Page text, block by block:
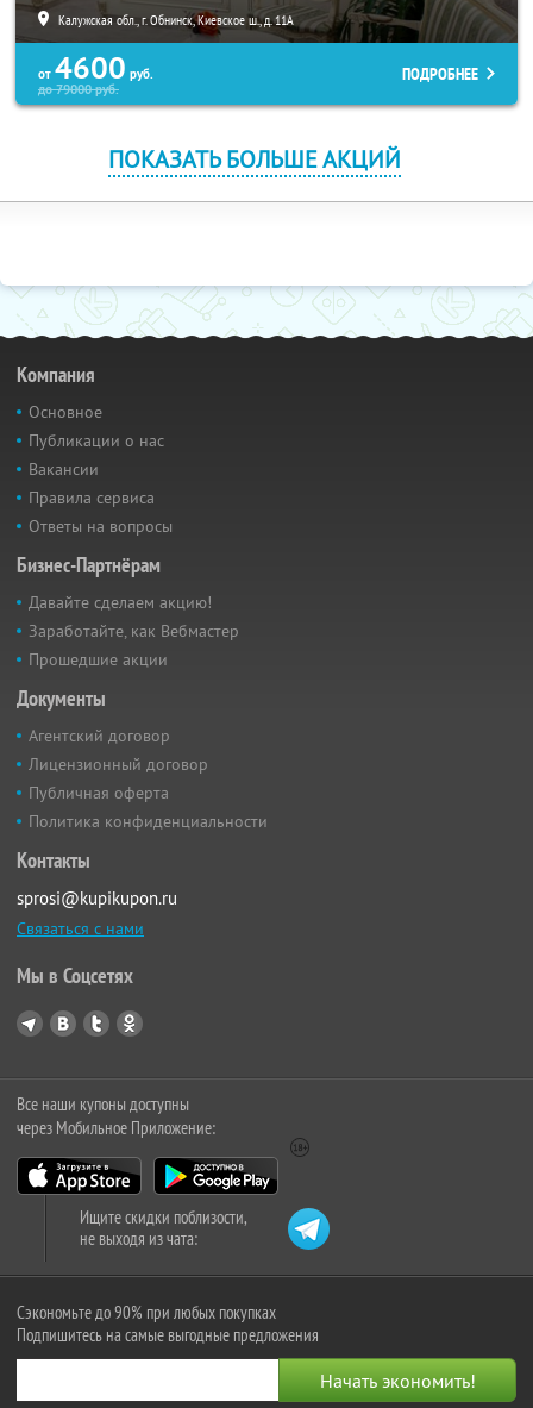
Калужская обл., г. Обнинск, Киевское ш., д. 11А
от 4600 руб.
до79000руб.
ПОДРОБНЕЕ
ПОКАЗАТЬ БОЛЬШЕ АКЦИЙ
Компания
Основное
Публикации о нас
Вакансии
Правила сервиса
Ответы на вопросы
Бизнес-Партнёрам
Давайте сделаем акцию!
Заработайте, как Вебмастер
Прошедшие акции
Документы
Агентский договор
Лицензионный договор
Публичная оферта
Политика конфиденциальности
Контакты
sprosi@kupikupon.ru
Связаться с нами
Мы в Соцсетях
Все наши купоны доступны
через Мобильное Приложение:
Ищите скидки поблизости,
не выходя из чата:
Сэкономьте до 90% при любых покупках
Подпишитесь на самые выгодные предложения